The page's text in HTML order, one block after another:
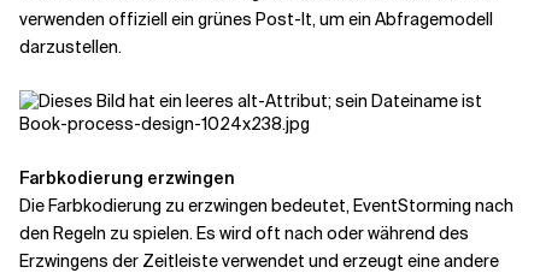
verwenden offiziell ein grünes Post-It, um ein Abfragemodell
darzustellen.
Farbkodierung erzwingen
Die Farbkodierung zu erzwingen bedeutet, EventStorming nach
den Regeln zu spielen. Es wird oft nach oder während des
Erzwingens der Zeitleiste verwendet und erzeugt eine andere